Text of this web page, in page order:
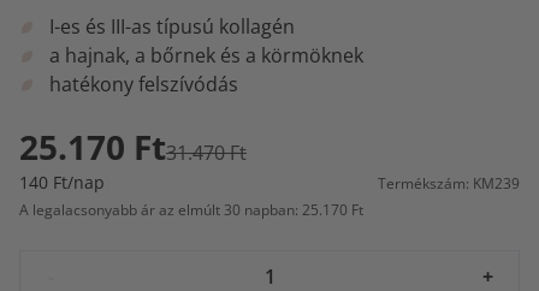
I-es és III-as típusú kollagén
a hajnak, a bőrnek és a körmöknek
hatékony felszívódás
25.170 Ft31.470 Ft
140 Ft/nap
Termékszám: KM239
A legalacsonyabb ár az elmúlt 30 napban: 25.170 Ft
+